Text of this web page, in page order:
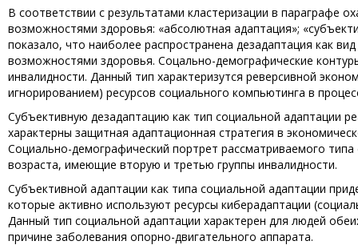
В соответствии с результатами кластеризации в параграфе
возможностями здоровья: «абсолютная адаптация»;
показало, что наиболее распространена дезадаптация как
возможностями здоровья. Соцально-демографические
инвалидности. Данный тип характеризутся реверсивной
игнорированием) ресурсов социального компьютинга в
Субъективную дезадаптацию как тип социальной адаптации
характерны защитная адаптационная стратегия в
Социально-демографический портрет рассматриваемого
возраста, имеющие вторую и третью группы инвалидности.
Субъективной адаптации как типа социальной адаптации
которые активно используют ресурсы киберадаптации
Данный тип социальной адаптации характерен для людей
причине заболевания опорно-двигательного аппарата.